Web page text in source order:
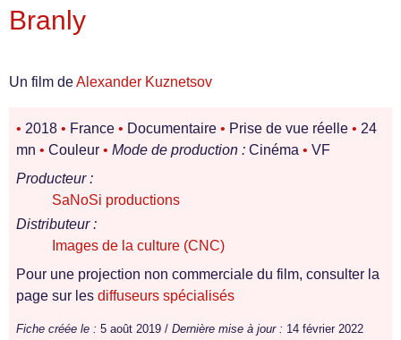
Branly
Un film deAlexander Kuznetsov
• 2018 • France • Documentaire • Prise de vue réelle • 24
mn • Couleur • Mode de production : Cinéma • VF
Producteur :
SaNoSi productions
Distributeur :
Images de la culture (CNC)
Pour une projection non commerciale du film, consulter la
page sur les diffuseurs spécialisés
Fiche créée le : 5 août 2019 / Dernière mise à jour : 14 février 2022